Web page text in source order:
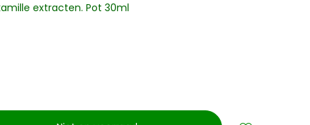
extracten. Pot 30ml